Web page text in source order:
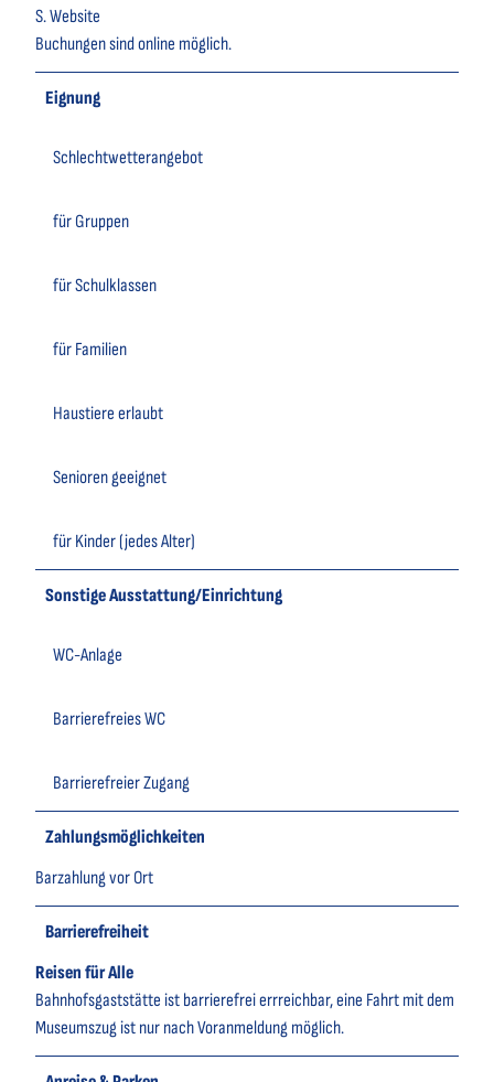
S. Website
Buchungen sind online möglich.
Eignung
Schlechtwetterangebot
für Gruppen
für Schulklassen
für Familien
Haustiere erlaubt
Senioren geeignet
für Kinder (jedes Alter)
Sonstige Ausstattung/Einrichtung
WC-Anlage
Barrierefreies WC
Barrierefreier Zugang
Zahlungsmöglichkeiten
Barzahlung vor Ort
Barrierefreiheit
Reisen für Alle
Bahnhofsgaststätte ist barrierefrei errreichbar, eine Fahrt mit dem
Museumszug ist nur nach Voranmeldung möglich.